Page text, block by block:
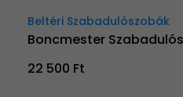
Beltéri Szabadulószobák
Boncmester
22 500 Ft